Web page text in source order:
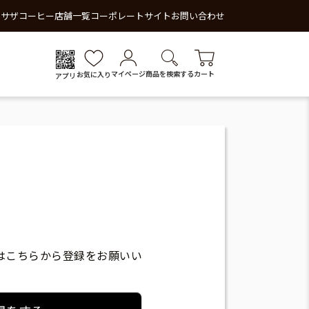
ザコーヒー店舗一覧コーポレートサイトお問い合わせ
アプリ お気に入り マイページ商品を検索するカート
ちらから登録をお願いい